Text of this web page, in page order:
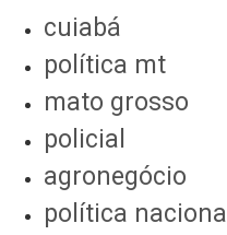
cuiabá
política mt
mato grosso
policial
agronegócio
política nacional